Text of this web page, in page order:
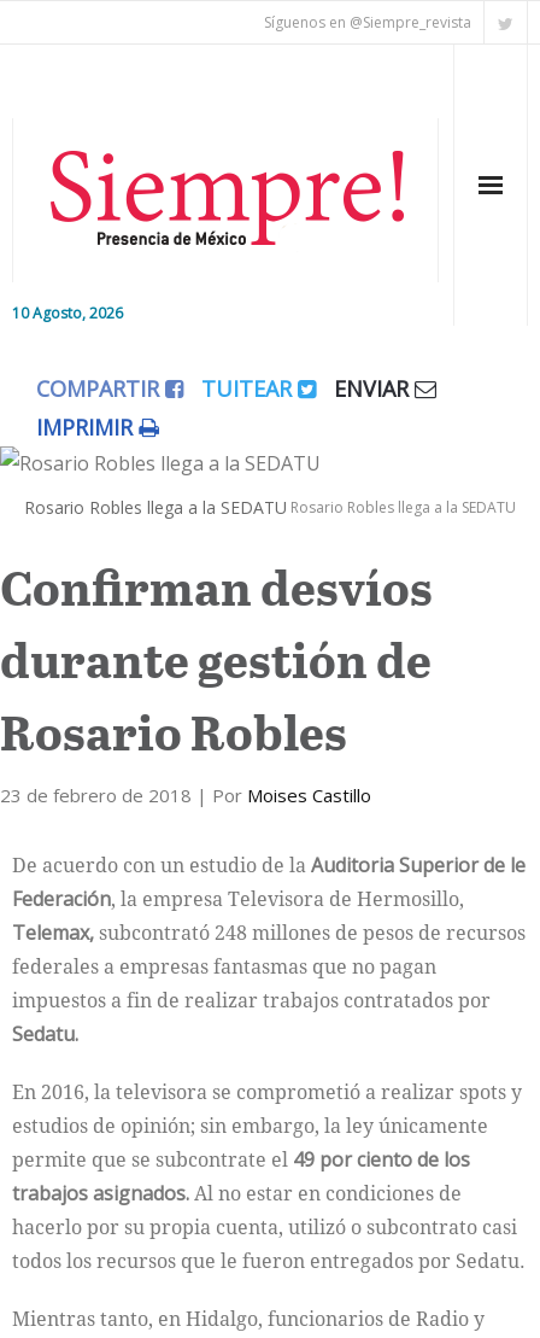
Síguenos en @Siempre_revista
10 Agosto, 2026
Editorial
Nacional
Internacional
Cultura
COMPARTIR TUITEAR
ENVIAR
IMPRIMIR
Rosario Robles llega a la SEDATU Rosario Robles llega a la SEDATU
Confirman desvíos
durante gestión de
Rosario Robles
23 de febrero de 2018 | Por Moises Castillo
De acuerdo con un estudio de laAuditoria Superior de le
Federación, la empresa Televisora de Hermosillo,
Telemax,subcontrató 248 millones de pesos de recursos
federales a empresas fantasmas que no pagan
impuestos a fin de realizar trabajos contratados por
Sedatu.
En 2016, la televisora se comprometió a realizar spots y
estudios de opinión; sin embargo, la ley únicamente
permite que se subcontrate el 49 por ciento de los
trabajos asignados.Al no estar en condiciones de
hacerlo por su propia cuenta, utilizó o subcontrato casi
todos los recursos que le fueron entregados por Sedatu.
Mientras tanto, en Hidalgo, funcionarios de Radio y